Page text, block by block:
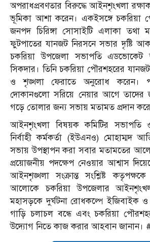
অপরাধপ্রবণতার বিরুদ্ধে আইনশৃংখলা
ভূমিকা আশা করেন। একইসঙ্গে চকরিয়া
জনপদ চিরিঙ্গা সোসাইটি এলাকা তথা
ফুটপাতের যানজট নিরসনে সভার দৃষ্টি
চকরিয়া উপজেলা সভাপতি
সিকদার। তিনি চকরিয়া পৌরশহরের
ও শৃঙ্খলা ফেরাতে অনুরোধ করেন।
দোকানগুলো সরিয়ে নেয়ার আগে তাদের
গড়ে তোলার জন্য সভায় মতামত প্রদান
আইনশৃংখলা বিষয়ক কমিটির সভাপতি
নির্বাহী কর্মকর্তা (ইউএনও) মোহাম্মদ
সভায় উপস্থাপন করা সবার মতামতের
প্রয়োজনীয় পদক্ষেপ নেওয়ার আশ্বাস
আইনশৃঙ্খলা সংক্রান্ত সংশ্লিষ্ট কতৃপক্ষকে
আলোকে চকরিয়া উপজেলার আইনশৃংখলা
মহাসড়কে দুর্ঘটনা রোধকল্পে ইজিবাইক
গাড়ি চলাচল বন্ধে এবং চকরিয়া
উদ্যোগ নিতে কাজ করার আহবান জানান।